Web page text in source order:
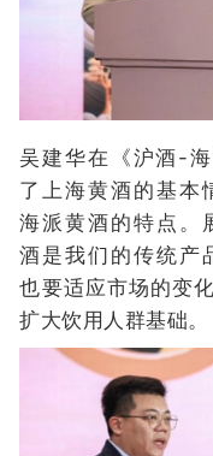
吴建华在《沪酒-
了上海黄酒的基本
海派黄酒的特点。
酒是我们的传统产
也要适应市场的变
扩大饮用人群基础。